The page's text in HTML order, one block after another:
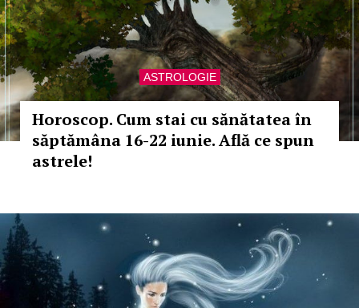
ASTROLOGIE
Horoscop. Cum stai cu sănătatea în
săptămâna 16-22 iunie. Află ce spun
astrele!